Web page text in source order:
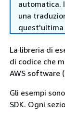
automatica.
una
quest'ultima
La libreria di
di codice che
AWS software
Gli esempi
SDK. Ogni